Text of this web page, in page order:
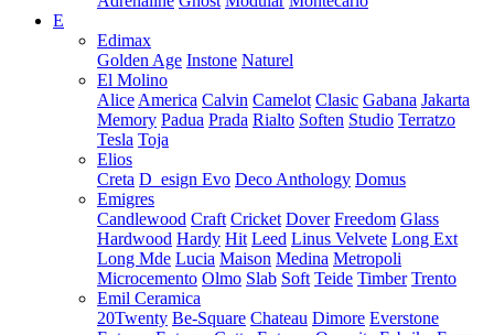
E
Edimax
Golden Age Instone Naturel
El Molino
Alice America Calvin Camelot Clasic Gabana Jakarta
Memory Padua Prada Rialto Soften Studio Terratzo
Tesla Toja
Elios
Creta D_esign Evo Deco Anthology Domus
Emigres
Candlewood Craft Cricket Dover Freedom Glass
Hardwood Hardy Hit Leed Linus Velvete Long Ext
Long Mde Lucia Maison Medina Metropoli
Microcemento Olmo Slab Soft Teide Timber Trento
Emil Ceramica
20Twenty Be-Square Chateau Dimore Everstone